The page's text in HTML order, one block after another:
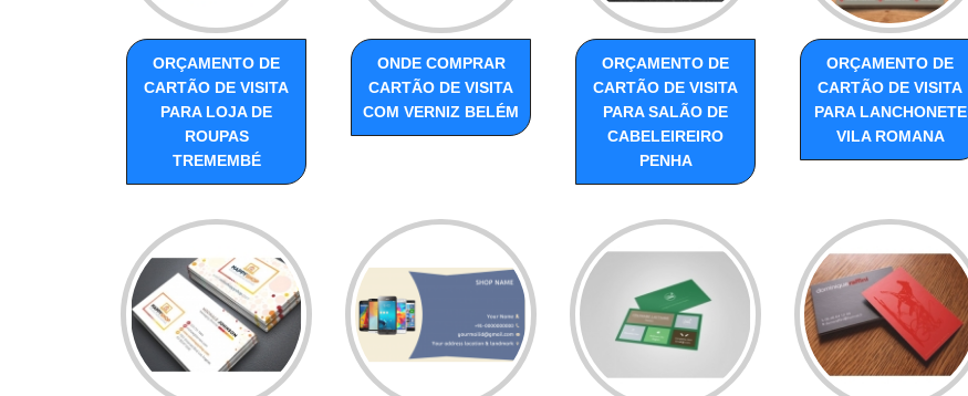
ORÇAMENTO DE
CARTÃO DE VISITA
PARA LOJA DE
ROUPAS
TREMEMBÉ
ONDE COMPRAR
CARTÃO DE VISITA
COM VERNIZ BELÉM
ORÇAMENTO DE
CARTÃO DE VISITA
PARA SALÃO DE
CABELEIREIRO
PENHA
ORÇAMENTO DE
CARTÃO DE VISITA
PARA LANCHONETE
VILA ROMANA